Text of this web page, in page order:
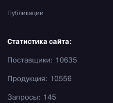
Публикации
Статистика сайта:
Поставщики: 10635
Продукция: 10556
Запросы: 145